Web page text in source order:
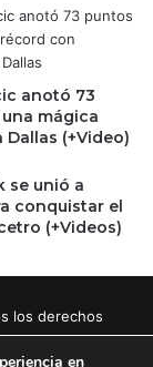
anotó 73
mágica
(+Video)
se unió a
conquistar el
(+Videos)
los derechos
en